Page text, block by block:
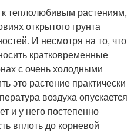
к теплолюбивым растениям,
открытого грунта
И несмотря на то, что
кратковременные
с очень холодными
это растение практически
воздуха опускается
и у него постепенно
вплоть до корневой